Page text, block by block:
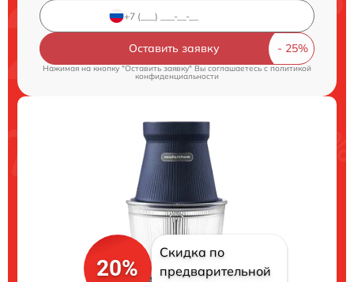
Оставить заявку
Нажимая на кнопку "Оставить заявку" Вы соглашаетесь cполитикой
конфиденциальности
20%
Скидка по
предварительной